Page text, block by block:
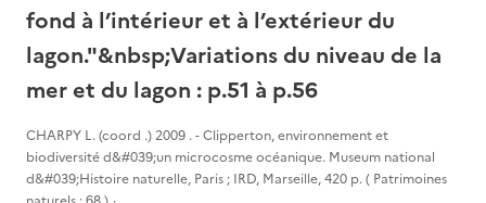
fond à l’intérieur et à l’extérieur du
lagon."&nbsp;Variations du niveau de la
mer et du lagon : p.51 à p.56
CHARPY L. (coord .) 2009 . - Clipperton, environnement et
biodiversité d&#039;un microcosme océanique. Museum national
d&#039;Histoire naturelle, Paris ; IRD, Marseille, 420 p. ( Patrimoines